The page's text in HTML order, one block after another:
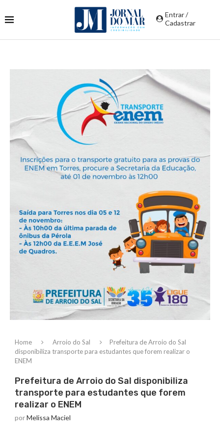
Entrar /
Cadastrar
Home Arroio do Sal
Prefeitura de Arroio do Sal
disponibiliza transporte para estudantes que forem realizar o
ENEM
Prefeitura de Arroio do Sal disponibiliza
transporte para estudantes que forem
realizar o ENEM
porMelissa Maciel